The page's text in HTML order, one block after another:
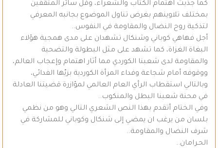
كما جذبت اهتمام الكتاب والشعراء، وقُل سائر المثقفين
بمختلف تلاوينهم بغرض تناول الموضوع بجانبه المعرفي
لتذكية روح النضال والمقاومة في النفوس..
أجل فهاهي كوباني وشنكال تشهدان على مدى همجية هؤلاء
البغاة الغزاة، كما تشهد على مثل البطولة والتضحية
والمقاومة لدى شعبنا الكوردي مما أثار اهتمام وإعجاب العالم،
ووقوفه أمام شجاعة وفداء المرأة الكوردية بزيّها الفدائي،
وبالتالي استقطاب الرأي العام العالمي لمؤازرة قضيتنا العادلة
في محنة شعبنا البطل والمنكوب..
وفي الختام أتقدم بهذا النص الشعري التالي وهو من نظمي
بلسان من يرغب ان يمضي إلى شنكال وكوباني للمشاركة في
شرف النضال والمقاومة..
الحـرامان..